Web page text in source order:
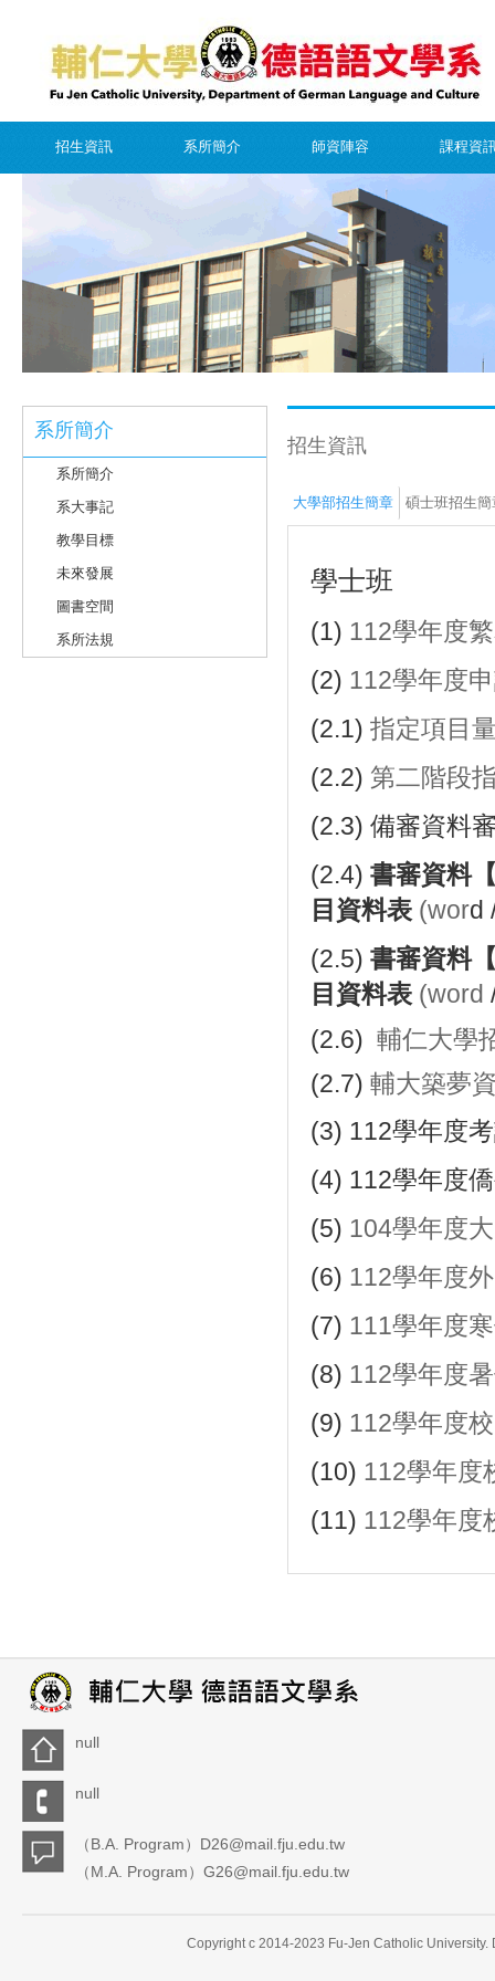
招生資訊 系所簡介 師資陣容 課程資
系所簡介
系所簡介
系大事記
教學目標
未來發展
圖書空間
系所法規
招生資訊
大學部招生簡章 碩士班招生簡
學士班
(1) 112學年度
(2) 112學年度
(2.1) 指定項目
(2.2) 第二階段
(2.3) 備審資料
(2.4) 書審資料
目資料表 (word
(2.5) 書審資料
目資料表 (word
(2.6) 輔仁大學
(2.7) 輔大築夢
(3) 112學年度
(4) 112學年度
(5) 104學年度
(6) 112學年度
(7) 111學年度
(8) 112學年度
(9) 112學年度
(10) 112學年度
(11) 112學年度
null
null
（B.A. Program）D26@mail.fju.edu.tw
（M.A. Program）G26@mail.fju.edu.tw
Copyright c 2014-2023 Fu-Jen Catholic